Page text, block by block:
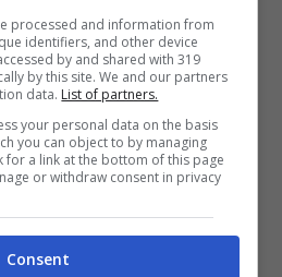
e Hamas, intanto,
vittime proprio nella
almeno 58 palestinesi
fuoco dell’esercito
Gaza City con
processed and information from
identifiers, and other device
by and shared with 319
by this site. We and our partners
data. List of partners.
your personal data on the basis
you can object to by managing
a link at the bottom of this page
or withdraw consent in privacy
Consent